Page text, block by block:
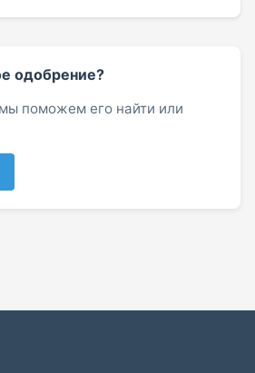
одобрение?
поможем его найти или